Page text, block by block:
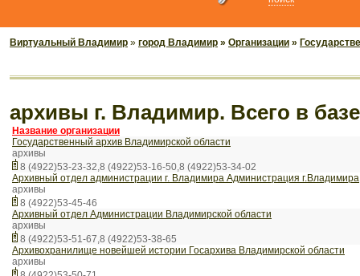
Виртуальный Владимир » город Владимир » Организации »
архивы г. Владимир. Всего в
Название организации
Государственный архив Владимирской области
архивы
8 (4922)53-23-32,8 (4922)53-16-50,8 (4922)53-34-02
Архивный отдел администрации г. Владимира Администрация г.Владимира
архивы
8 (4922)53-45-46
Архивный отдел Администрации Владимирской области
архивы
8 (4922)53-51-67,8 (4922)53-38-65
Архивохранилище новейшей истории Госархива Владимирской области
архивы